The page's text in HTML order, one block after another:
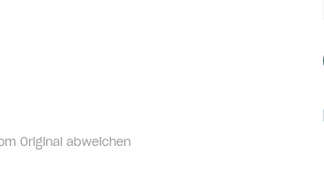
Original abweichen